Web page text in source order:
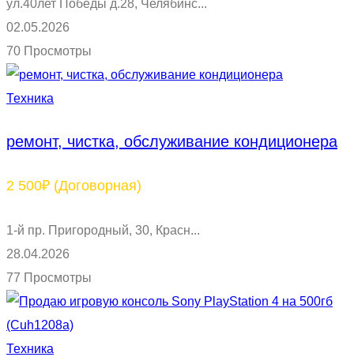
ул.40лет Победы д.28, Челябинс...
02.05.2026
70 Просмотры
Техника
ремонт, чистка, обслуживание кондиционера
2 500₽ (Договорная)
1-й пр. Пригородный, 30, Красн...
28.04.2026
77 Просмотры
Техника